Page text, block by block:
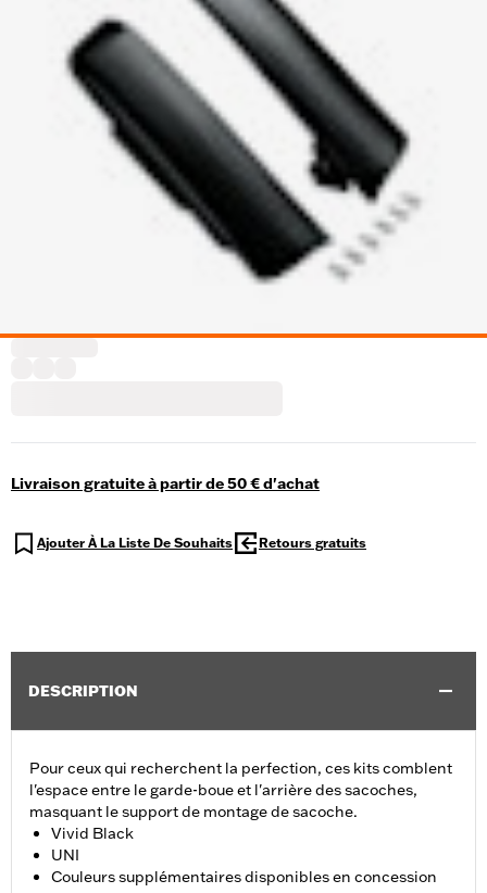
Livraison gratuite à partir de 50 € d'achat
Ajouter À La Liste De Souhaits Retours gratuits
DESCRIPTION
Pour ceux qui recherchent la perfection, ces kits comblent
l'espace entre le garde-boue et l'arrière des sacoches,
masquant le support de montage de sacoche.
Vivid Black
UNI
Couleurs supplémentaires disponibles en concession